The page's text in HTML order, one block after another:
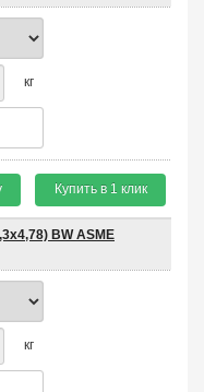
кг
Купить в 1 клик
BW ASME
кг